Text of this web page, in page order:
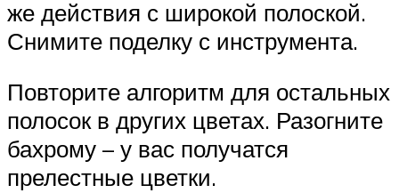
же действия с широкой полоской.
Снимите поделку с инструмента.
Повторите алгоритм для остальных
полосок в других цветах. Разогните
бахрому – у вас получатся
прелестные цветки.